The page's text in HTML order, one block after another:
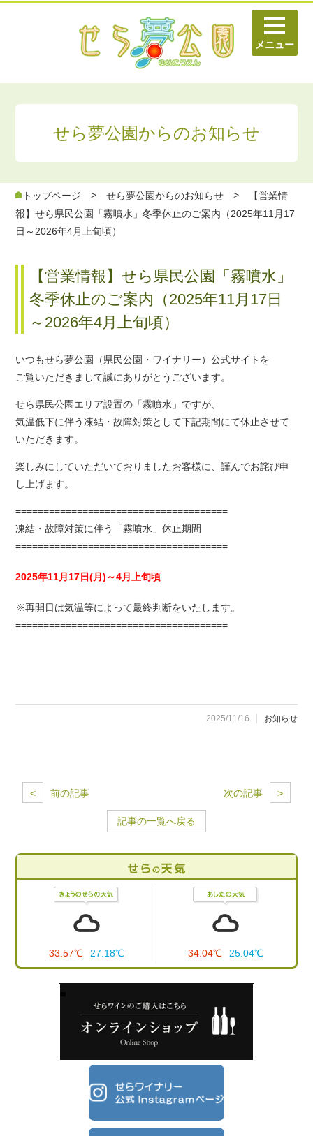
せら夢公園からのお知らせ
トップページ > せら夢公園からのお知らせ >
【営業情
報】せら県民公園「霧噴水」冬季休止のご案内（2025年11月17
日～2026年4月上旬頃）
【営業情報】せら県民公園「霧噴水」
冬季休止のご案内（2025年11月17日
～2026年4月上旬頃）
いつもせら夢公園（県民公園・ワイナリー）公式サイトを
ご覧いただきまして誠にありがとうございます。
せら県民公園エリア設置の「霧噴水」ですが、
気温低下に伴う凍結・故障対策として下記期間にて休止させて
いただきます。
楽しみにしていただいておりましたお客様に、謹んでお詫び申
し上げます。
======================================
凍結・故障対策に伴う「霧噴水」休止期間
======================================
2025年11月17日(月)～4月上旬頃
※再開日は気温等によって最終判断をいたします。
======================================
2025/11/16 お知らせ
次の記事 >
< 前の記事
記事の一覧へ戻る
33.57℃ 27.18℃ 34.04℃ 25.04℃